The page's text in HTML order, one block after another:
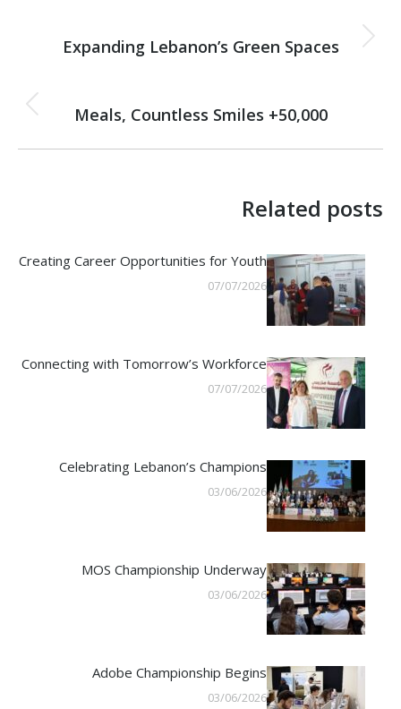
navigation
Previous
50,000+ Meals, Countless Smiles
Next
Expanding Lebanon’s Green Spaces
Related posts
Creating Career Opportunities for Youth
07/07/2026
Connecting with Tomorrow’s Workforce
07/07/2026
Celebrating Lebanon’s Champions
03/06/2026
MOS Championship Underway
03/06/2026
Adobe Championship Begins
03/06/2026